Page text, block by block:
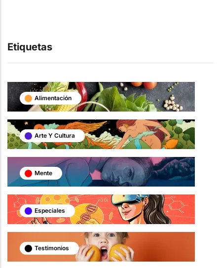
Etiquetas
Alimentación
Arte Y Cultura
Mente
Especiales
Testimonios